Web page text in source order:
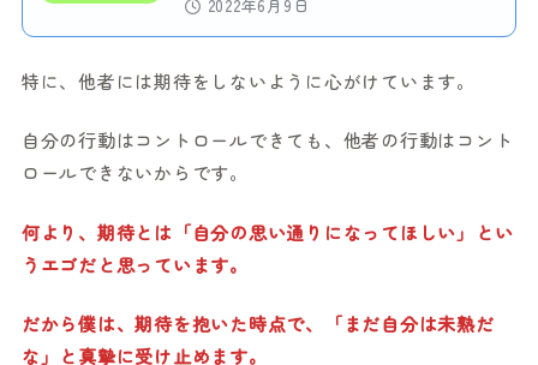
2022年6月9日
特に、他者には期待をしないように心がけています。
自分の行動はコントロールできても、他者の行動はコント
ロールできないからです。
何より、期待とは「自分の思い通りになってほしい」とい
うエゴだと思っています。
だから僕は、期待を抱いた時点で、「まだ自分は未熟だ
な」と真摯に受け止めます。